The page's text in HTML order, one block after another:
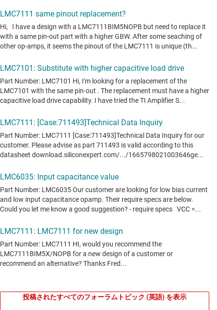
投稿されたすべてのフォーラムトピック (英語) を表示